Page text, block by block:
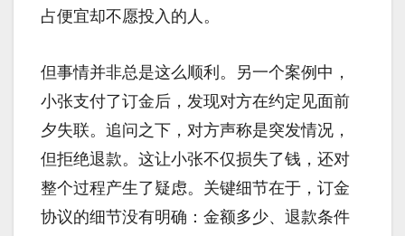
占便宜却不愿投入的人。
但事情并非总是这么顺利。另一个案例中，
小张支付了订金后，发现对方在约定见面前
夕失联。追问之下，对方声称是突发情况，
但拒绝退款。这让小张不仅损失了钱，还对
整个过程产生了疑虑。关键细节在于，订金
协议的细节没有明确：金额多少、退款条件